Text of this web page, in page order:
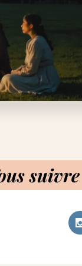
suivre